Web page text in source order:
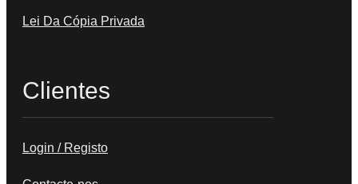
Lei Da Cópia Privada
Clientes
Login / Registo